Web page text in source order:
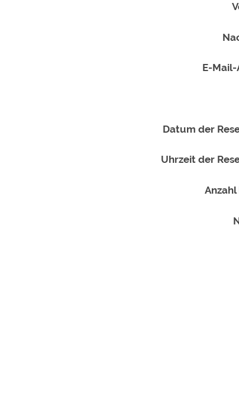
E-Mail-
Datum der
Uhrzeit der
Anzahl